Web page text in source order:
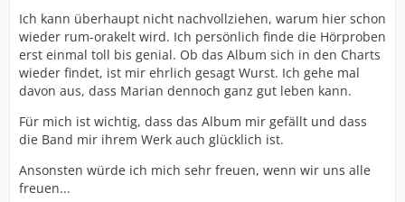
Ich kann überhaupt nicht nachvollziehen, warum hier schon
wieder rum-orakelt wird. Ich persönlich finde die Hörproben
erst einmal toll bis genial. Ob das Album sich in den Charts
wieder findet, ist mir ehrlich gesagt Wurst. Ich gehe mal
davon aus, dass Marian dennoch ganz gut leben kann.
Für mich ist wichtig, dass das Album mir gefällt und dass
die Band mir ihrem Werk auch glücklich ist.
Ansonsten würde ich mich sehr freuen, wenn wir uns alle
freuen...